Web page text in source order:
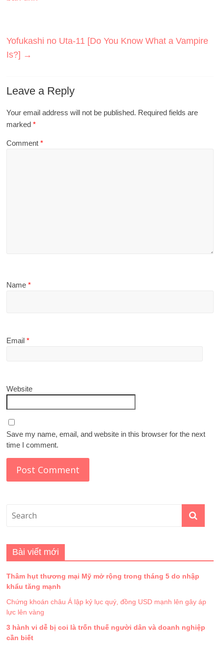
Yofukashi no Uta-11 [Do You Know What a Vampire
Is?] →
Leave a Reply
Your email address will not be published. Required fields are
marked*
Comment*
Name*
Email*
Website
Save my name, email, and website in this browser for the next
time I comment.
Bài viết mới
Thâm hụt thương mại Mỹ mở rộng trong tháng 5 do nhập
khẩu tăng mạnh
Chứng khoán châu Á lập kỷ lục quý, đồng USD mạnh lên gây áp
lực lên vàng
3 hành vi dễ bị coi là trốn thuế người dân và doanh nghiệp
cần biết